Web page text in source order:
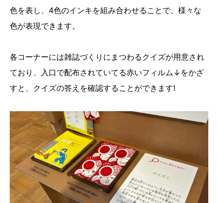
色を表し、4色のインキを組み合わせることで、様々な
色が表現できます。
各コーナーには雑誌づくりにまつわるクイズが用意され
ており、入口で配布されていてる赤いフィルム↓をかざ
すと、クイズの答えを確認することができます!